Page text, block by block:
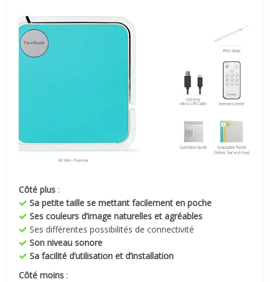
Côté plus :
Sa petite taille se mettant facilement en poche
Ses couleurs d’image naturelles et agréables
Ses différentes possibilités de connectivité
Son niveau sonore
Sa facilité d’utilisation et d’installation
Côté moins :